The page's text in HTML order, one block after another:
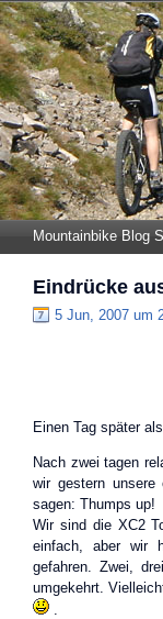
Mountainbike Blog
Eindrücke
5 Jun, 2007 um
Einen Tag später
Nach zwei tagen
wir gestern
sagen: Thumps up!
Wir sind die XC2
einfach, aber wir
gefahren. Zwei,
umgekehrt.
.